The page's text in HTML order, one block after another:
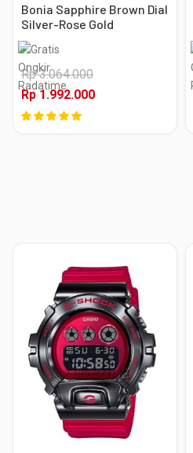
Bonia Sapphire Brown Dial
Silver-Rose Gold
Stainless Steel, Case
Silver-Rose Gold
Rp 3.064.000
Rp 1.992.000